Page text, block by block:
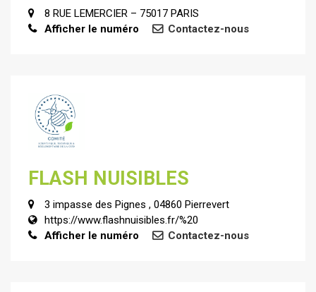
8 RUE LEMERCIER – 75017 PARIS
Afficher le numéro
Contactez-nous
FLASH NUISIBLES
3 impasse des Pignes , 04860 Pierrevert
https://www.flashnuisibles.fr/%20
Afficher le numéro
Contactez-nous